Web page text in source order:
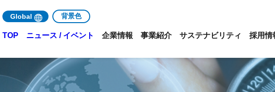
Global 背景色
TOP ニュース / イベント 企業情報 事業紹介 サステナビリティ 採用情